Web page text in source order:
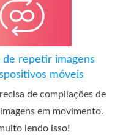
de repetir imagens
móveis
de compilações de
em movimento.
lendo isso!